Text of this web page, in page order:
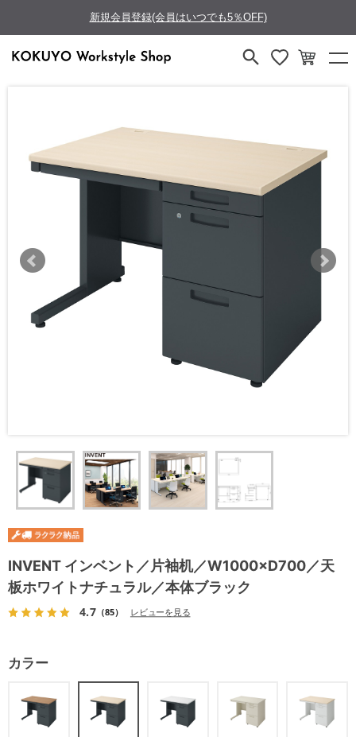
新規会員登録(会員はいつでも5％OFF)
INVENT インベント／片袖机／W1000×D700／天
板ホワイトナチュラル／本体ブラック
4.7（85） レビューを見る
カラー